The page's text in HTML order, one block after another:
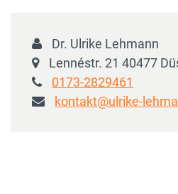
Dr. Ulrike Lehmann
Lennéstr. 21 40477
0173-2829461
kontakt@ulrike-